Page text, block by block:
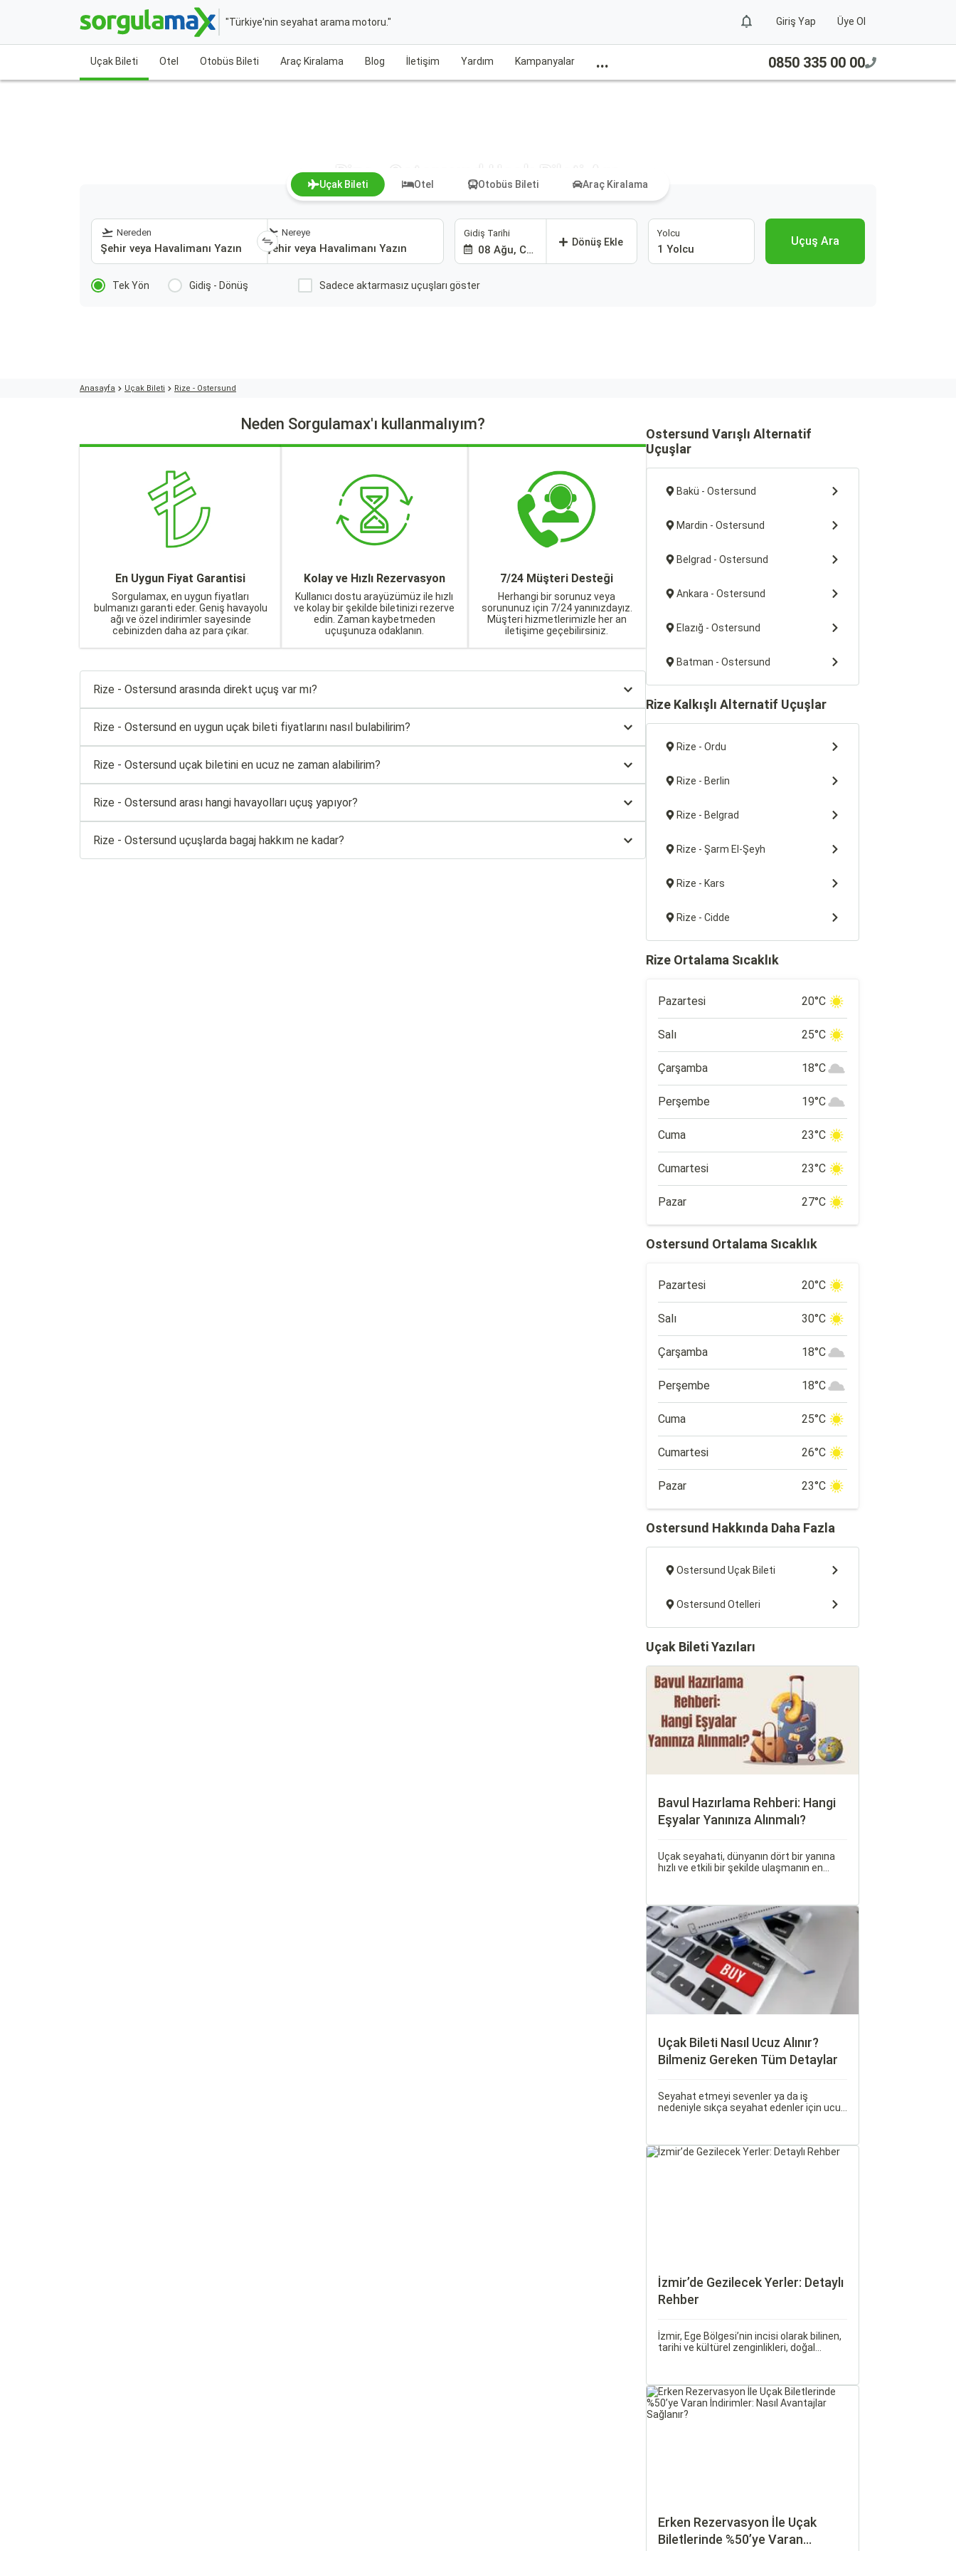
"Türkiye'nin seyahat arama motoru." Giriş Yap Üye Ol
Uçak Bileti Otel Otobüs Bileti Araç Kiralama Blog İletişim Yardım Kampanyalar ... 0850 335 00 00
Rize - Ostersund Uçak Bileti Ara
Uçak Bileti Otel Otobüs Bileti Araç Kiralama
Nereden Nereye Gidiş Tarihi
08 Ağu, Cmt
Dönüş Ekle
Yolcu
1 Yolcu
Uçuş Ara
Tek Yön Gidiş - Dönüş Sadece aktarmasız uçuşları göster
Anasayfa Uçak Bileti Rize - Ostersund
Neden Sorgulamax'ı kullanmalıyım?
En Uygun Fiyat Garantisi
Sorgulamax, en uygun fiyatları
bulmanızı garanti eder. Geniş havayolu
ağı ve özel indirimler sayesinde
cebinizden daha az para çıkar.
Kolay ve Hızlı Rezervasyon
Kullanıcı dostu arayüzümüz ile hızlı
ve kolay bir şekilde biletinizi rezerve
edin. Zaman kaybetmeden
uçuşunuza odaklanın.
7/24 Müşteri Desteği
Herhangi bir sorunuz veya
sorununuz için 7/24 yanınızdayız.
Müşteri hizmetlerimizle her an
iletişime geçebilirsiniz.
Rize - Ostersund arasında direkt uçuş var mı?
Rize - Ostersund en uygun uçak bileti fiyatlarını nasıl bulabilirim?
Rize - Ostersund uçak biletini en ucuz ne zaman alabilirim?
Rize - Ostersund arası hangi havayolları uçuş yapıyor?
Rize - Ostersund uçuşlarda bagaj hakkım ne kadar?
Ostersund Varışlı Alternatif
Uçuşlar
Bakü - Ostersund
Mardin - Ostersund
Belgrad - Ostersund
Ankara - Ostersund
Elazığ - Ostersund
Batman - Ostersund
Rize Kalkışlı Alternatif Uçuşlar
Rize - Ordu
Rize - Berlin
Rize - Belgrad
Rize - Şarm El-Şeyh
Rize - Kars
Rize - Cidde
Rize Ortalama Sıcaklık
Pazartesi 20°C
Salı 25°C
Çarşamba 18°C
Perşembe 19°C
Cuma 23°C
Cumartesi 23°C
Pazar 27°C
Ostersund Ortalama Sıcaklık
Pazartesi 20°C
Salı 30°C
Çarşamba 18°C
Perşembe 18°C
Cuma 25°C
Cumartesi 26°C
Pazar 23°C
Ostersund Hakkında Daha Fazla
Ostersund Uçak Bileti
Ostersund Otelleri
Uçak Bileti Yazıları
Bavul Hazırlama Rehberi: Hangi
Eşyalar Yanınıza Alınmalı?
Uçak seyahati, dünyanın dört bir yanına
hızlı ve etkili bir şekilde ulaşmanın en
Uçak Bileti Nasıl Ucuz Alınır?
Bilmeniz Gereken Tüm Detaylar
Seyahat etmeyi sevenler ya da iş
nedeniyle sıkça seyahat edenler için ucuz
zamanda ve doğru yöntemlerle uçak
İzmir’de Gezilecek Yerler: Detaylı
Rehber
İzmir, Ege Bölgesi’nin incisi olarak bilinen,
tarihi ve kültürel zenginlikleri, doğal
ait tarihi eserleri, eşsiz plajları ve renkli
gece hayatı ile ziyaretçilerine unutulmaz
deneyimler sunmaktadır.
Erken Rezervasyon İle Uçak
Biletlerinde %50’ye Varan